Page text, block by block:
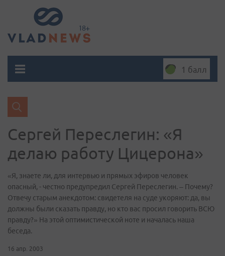
1 балл
Сергей Переслегин: «Я
делаю работу Цицерона»
«Я, знаете ли, для интервью и прямых эфиров человек
опасный, - честно предупредил Сергей Переслегин. – Почему?
Отвечу старым анекдотом: свидетеля на суде укоряют: да, вы
должны были сказать правду, но кто вас просил говорить ВСЮ
правду?» На этой оптимистической ноте и началась наша
беседа.
16 апр. 2003